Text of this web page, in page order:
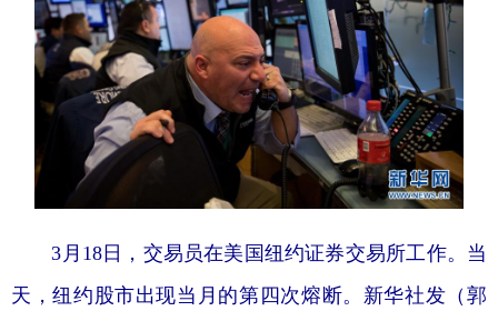
3月18日，交易员在美国纽约证券交易所工作。当
天，纽约股市出现当月的第四次熔断。新华社发（郭